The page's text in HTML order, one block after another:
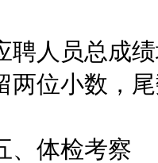
员总成绩
两位小数，
体检考察